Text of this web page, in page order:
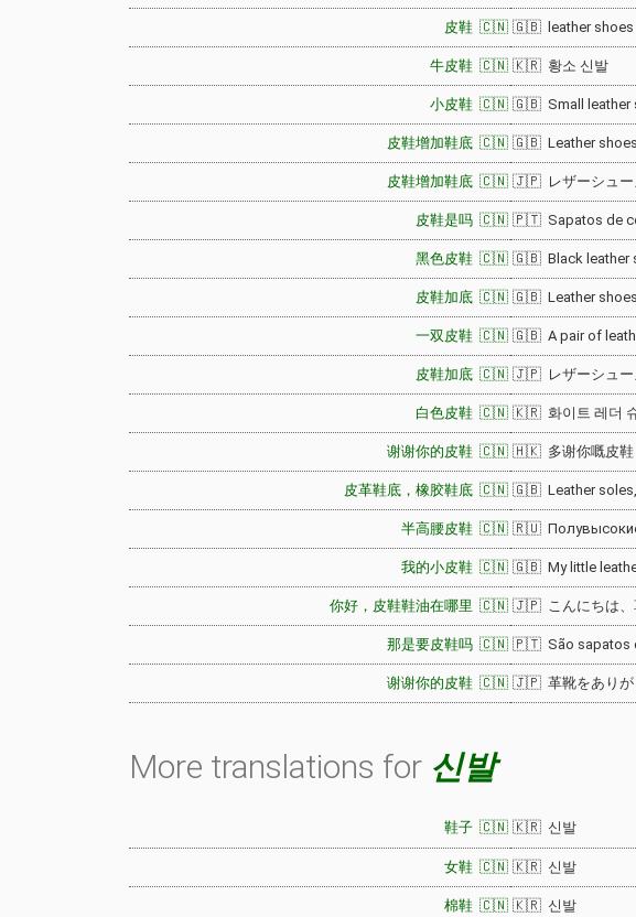
皮鞋 🇨🇳 🇬🇧 leather shoes
牛皮鞋 🇨🇳 🇰🇷 황소 신발
小皮鞋 🇨🇳 🇬🇧 Small leather
皮鞋增加鞋底 🇨🇳 🇬🇧 Leather
皮鞋增加鞋底 🇨🇳 🇯🇵 レザーシュー
皮鞋是吗 🇨🇳 🇵🇹 Sapatos de
黑色皮鞋 🇨🇳 🇬🇧 Black leather
皮鞋加底 🇨🇳 🇬🇧 Leather
一双皮鞋 🇨🇳 🇬🇧 A pair of
皮鞋加底 🇨🇳 🇯🇵 レザーシュー
白色皮鞋 🇨🇳 🇰🇷 화이트 레더
谢谢你的皮鞋 🇨🇳 🇭🇰 多谢你嘅皮鞋
皮革鞋底，橡胶鞋底 🇨🇳 🇬🇧 Leather soles,
半高腰皮鞋 🇨🇳 🇷🇺 Полувысокие
我的小皮鞋 🇨🇳 🇬🇧 My little
你好，皮鞋鞋油在哪里 🇨🇳 🇯🇵 こんにちは、
那是要皮鞋吗 🇨🇳 🇵🇹 São sapatos
谢谢你的皮鞋 🇨🇳 🇯🇵 革靴をありが
More translations for 신발
鞋子 🇨🇳 🇰🇷 신발
女鞋 🇨🇳 🇰🇷 신발
棉鞋 🇨🇳 🇰🇷 신발